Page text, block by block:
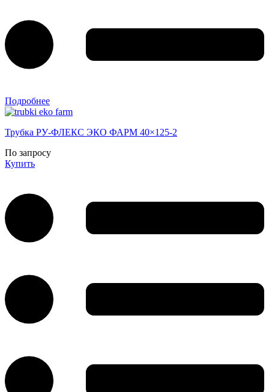
Подробнее
Трубка РУ-ФЛЕКС ЭКО ФАРМ 40×125-2
По запросу
Купить